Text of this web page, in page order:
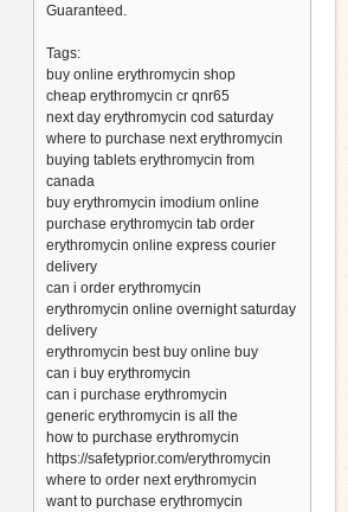
Guaranteed.
Tags:
buy online erythromycin shop
cheap erythromycin cr qnr65
next day erythromycin cod saturday
where to purchase next erythromycin
buying tablets erythromycin from
canada
buy erythromycin imodium online
purchase erythromycin tab order
erythromycin online express courier
delivery
can i order erythromycin
erythromycin online overnight saturday
delivery
erythromycin best buy online buy
can i buy erythromycin
can i purchase erythromycin
generic erythromycin is all the
how to purchase erythromycin
https://safetyprior.com/erythromycin
where to order next erythromycin
want to purchase erythromycin